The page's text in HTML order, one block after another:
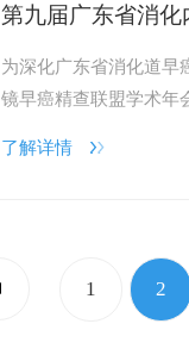
第九届广东省消
为深化广东省消化道早
镜早癌精查联盟学术年
的学术思想碰撞。
了解详情
1 2